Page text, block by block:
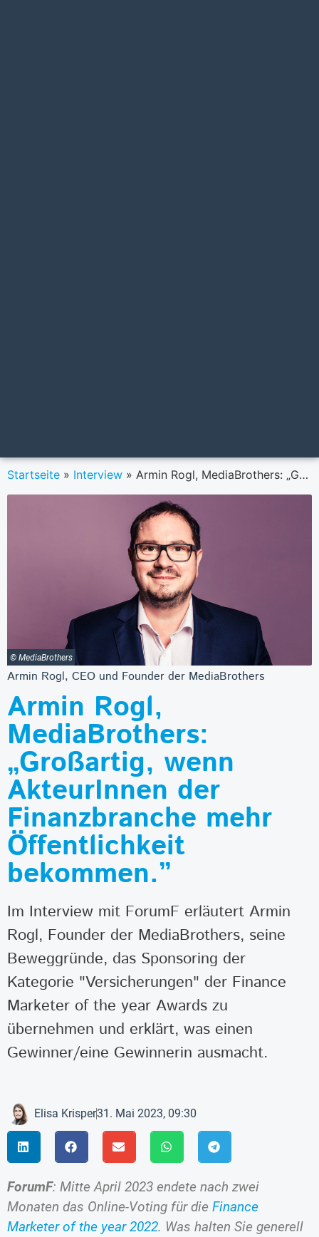
Startseite » Interview » Armin Rogl, MediaBrothers: „Großartig, wenn AkteurInnen der Finanzbranche mehr Öffentlichkeit bekommen.”
© MediaBrothers
Armin Rogl, CEO und Founder der MediaBrothers
Armin Rogl,
MediaBrothers:
„Großartig, wenn
AkteurInnen der
Finanzbranche mehr
Öffentlichkeit
bekommen.”
Im Interview mit ForumF erläutert Armin
Rogl, Founder der MediaBrothers, seine
Beweggründe, das Sponsoring der
Kategorie "Versicherungen" der Finance
Marketer of the year Awards zu
übernehmen und erklärt, was einen
Gewinner/eine Gewinnerin ausmacht.
Elisa Krisper31. Mai 2023, 09:30
ForumF: Mitte April 2023 endete nach zwei
Monaten das Online-Voting für die Finance
Marketer of the year 2022. Was halten Sie generell